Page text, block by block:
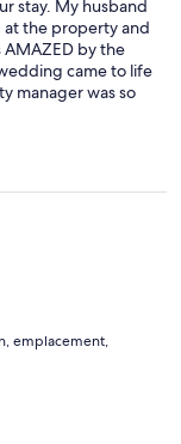
stay. My husband
the property and
by the
came to life
manager was so
The house
by the pool the
have an excuse
emplacement,